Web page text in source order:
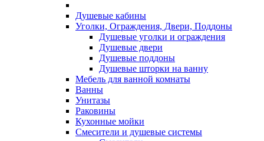
Душевые кабины
Уголки, Ограждения, Двери, Поддоны
Душевые уголки и ограждения
Душевые двери
Душевые поддоны
Душевые шторки на ванну
Мебель для ванной комнаты
Ванны
Унитазы
Раковины
Кухонные мойки
Смесители и душевые системы